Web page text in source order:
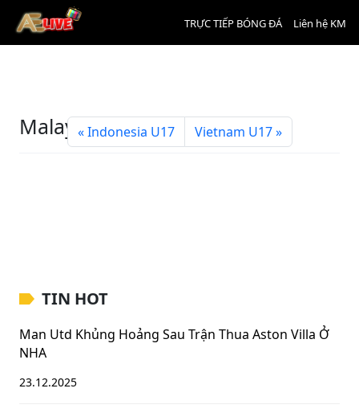
TRỰC TIẾP BÓNG ĐÁ Liên hệ KM
Malaysia U17
Indonesia U17 Vietnam U17
TIN HOT
Man Utd Khủng Hoảng Sau Trận Thua Aston Villa Ở
NHA
23.12.2025